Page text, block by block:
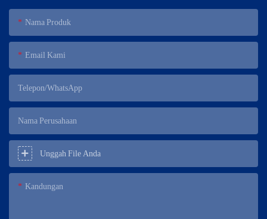
Nama Produk
Email Kami
Telepon/WhatsApp
Nama Perusahaan
Unggah File Anda
Kandungan